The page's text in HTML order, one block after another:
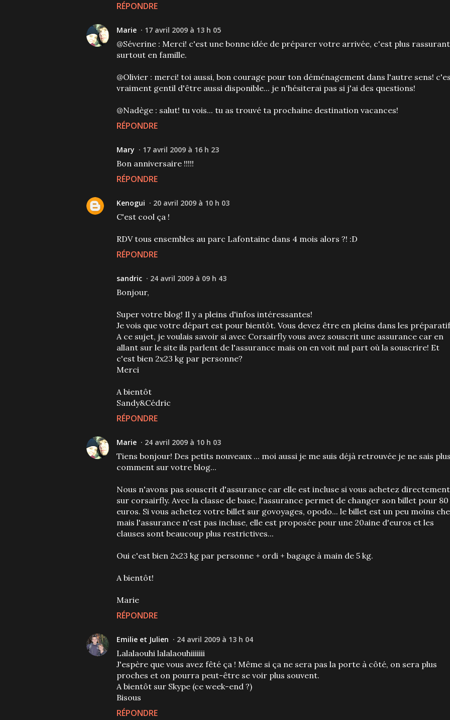
RÉPONDRE
Marie 17 avril 2009 à 13 h 05
@Séverine : Merci! c'est une bonne idée de préparer votre arrivée, c'est plus
surtout en famille.
@Olivier : merci! toi aussi, bon courage pour ton déménagement dans l'autre sens!
vraiment gentil d'être aussi disponible... je n'hésiterai pas si j'ai des questions!
@Nadège : salut! tu vois... tu as trouvé ta prochaine destination vacances!
RÉPONDRE
Mary 17 avril 2009 à 16 h 23
Bon anniversaire !!!!!
RÉPONDRE
Kenogui 20 avril 2009 à 10 h 03
C'est cool ça !
RDV tous ensembles au parc Lafontaine dans 4 mois alors ?! :D
RÉPONDRE
sandric 24 avril 2009 à 09 h 43
Bonjour,
Super votre blog! Il y a pleins d'infos intéressantes!
Je vois que votre départ est pour bientôt. Vous devez être en pleins dans les
A ce sujet, je voulais savoir si avec Corsairfly vous avez souscrit une assurance car en
allant sur le site ils parlent de l'assurance mais on en voit nul part où la souscrire! Et
c'est bien 2x23 kg par personne?
Merci
A bientôt
Sandy&Cédric
RÉPONDRE
Marie 24 avril 2009 à 10 h 03
Tiens bonjour! Des petits nouveaux ... moi aussi je me suis déjà retrouvée je ne sais
comment sur votre blog...
Nous n'avons pas souscrit d'assurance car elle est incluse si vous achetez directement
sur corsairfly. Avec la classe de base, l'assurance permet de changer son billet pour 80
euros. Si vous achetez votre billet sur govoyages, opodo... le billet est un peu moins
mais l'assurance n'est pas incluse, elle est proposée pour une 20aine d'euros et les
clauses sont beaucoup plus restrictives...
Oui c'est bien 2x23 kg par personne + ordi + bagage à main de 5 kg.
A bientôt!
Marie
RÉPONDRE
Emilie et Julien 24 avril 2009 à 13 h 04
Lalalaouhi lalalaouhiiiiiii
J'espère que vous avez fêté ça ! Même si ça ne sera pas la porte à côté, on sera plus
proches et on pourra peut-être se voir plus souvent.
A bientôt sur Skype (ce week-end ?)
Bisous
RÉPONDRE